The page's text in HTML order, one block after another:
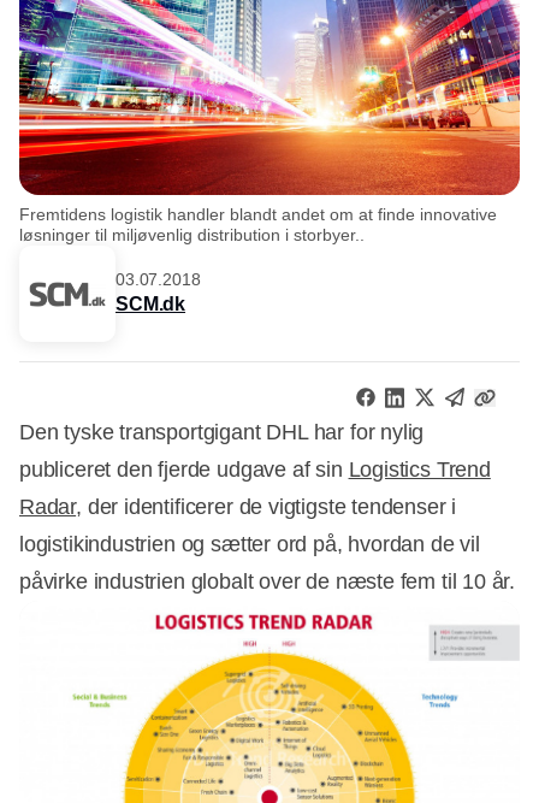
Fremtidens logistik handler blandt andet om at finde innovative
løsninger til miljøvenlig distribution i storbyer..
03.07.2018
SCM.dk
Den tyske transportgigant DHL har for nylig
publiceret den fjerde udgave af sin Logistics Trend
Radar, der identificerer de vigtigste tendenser i
logistikindustrien og sætter ord på, hvordan de vil
påvirke industrien globalt over de næste fem til 10 år.